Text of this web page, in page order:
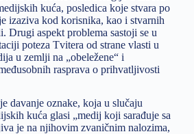
kuća, posledica koje stvara po
izaziva kod korisnika, kao i stvarnih
Drugi aspekt problema sastoji se u
poteza Tvitera od strane vlasti u
u zemlji na „obeležene“ i
rasprava o prihvatljivosti
davanje oznake, koja u slučaju
kuća glasi „medij koji sarađuje sa
je na njihovim zvaničnim nalozima,